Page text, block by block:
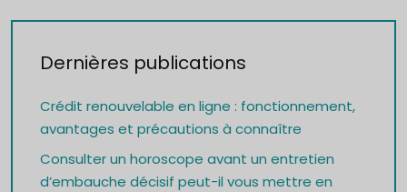
Dernières publications
Crédit renouvelable en ligne : fonctionnement,
avantages et précautions à connaître
Consulter un horoscope avant un entretien
d’embauche décisif peut-il vous mettre en